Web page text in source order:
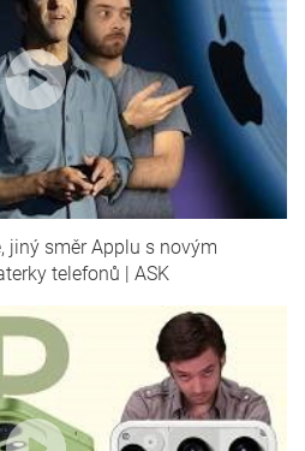
jiný směr Applu s novým
telefonů | ASK